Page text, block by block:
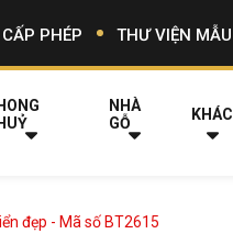
PHÉP THƯ VIỆN MẪU
NHÀ
GỖ
KHÁC
đẹp - Mã số BT2615